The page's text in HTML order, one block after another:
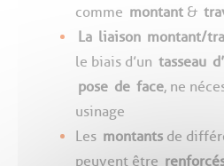
comme montant &
La liaison montant/
le biais d’un tasseau
pose de face, ne
usinage
Les montants de
peuvent être